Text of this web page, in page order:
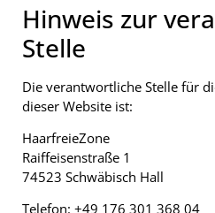
Hinweis zur
Stelle
Die verantwortliche Stelle für
dieser Website ist:
HaarfreieZone
Raiffeisenstraße 1
74523 Schwäbisch Hall
Telefon: +49 176 301 368 04